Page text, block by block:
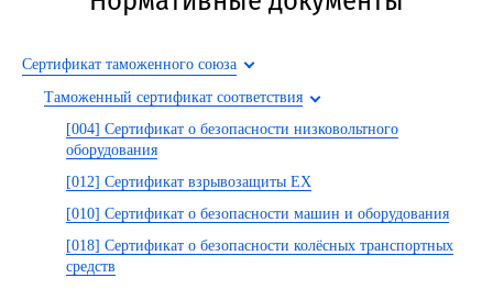
Сертификат таможенного союза
Таможенный сертификат соответствия
[004] Сертификат о безопасности низковольтного
оборудования
[012] Сертификат взрывозащиты EX
[010] Сертификат о безопасности машин и оборудования
[018] Сертификат о безопасности колёсных транспортных
средств